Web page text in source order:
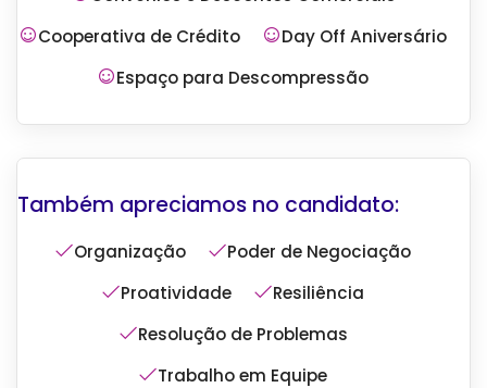
Cooperativa de Crédito
Day Off Aniversário
Espaço para Descompressão
Organização
Poder de Negociação
Proatividade
Resiliência
Resolução de Problemas
Trabalho em Equipe